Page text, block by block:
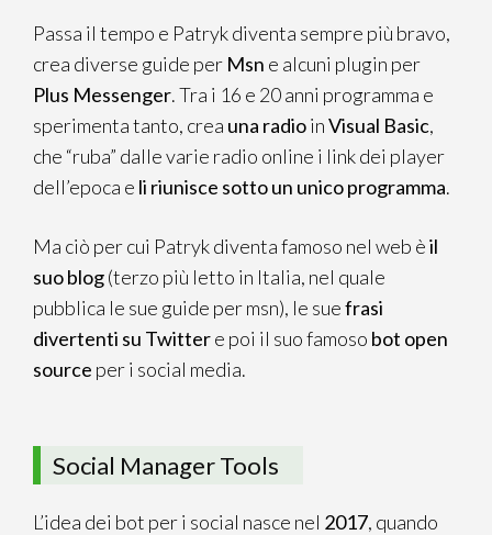
Passa il tempo e Patryk diventa sempre più bravo,
crea diverse guide per Msn e alcuni plugin per
Plus Messenger. Tra i 16 e 20 anni programma e
sperimenta tanto, crea una radioinVisual Basic,
che “ruba” dalle varie radio online i link dei player
dell’epoca e li riunisce sotto un unico programma.
Ma ciò per cui Patryk diventa famoso nel web èil
suo blog(terzo più letto in Italia, nel quale
pubblica le sue guide per msn), le suefrasi
divertenti su Twittere poi il suo famoso bot open
source per i social media.
Social Manager Tools
L’idea dei bot per i social nasce nel 2017, quando